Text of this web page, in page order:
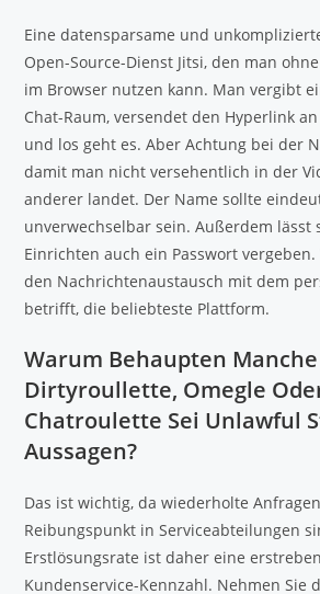
Eine datensparsame und
Open-Source-Dienst Jitsi, den man
im Browser nutzen kann. Man vergibt
Chat-Raum, versendet den Hyperlink
und los geht es. Aber Achtung bei der
damit man nicht versehentlich in der
anderer landet. Der Name sollte
unverwechselbar sein. Außerdem lässt
Einrichten auch ein Passwort
den Nachrichtenaustausch mit dem
betrifft, die beliebteste Plattform.
Warum Behaupten Manche
Dirtyroullette, Omegle
Chatroulette Sei Unlawful
Aussagen?
Das ist wichtig, da wiederholte
Reibungspunkt in Serviceabteilungen
Erstlösungsrate ist daher eine
Kundenservice-Kennzahl. Nehmen Sie